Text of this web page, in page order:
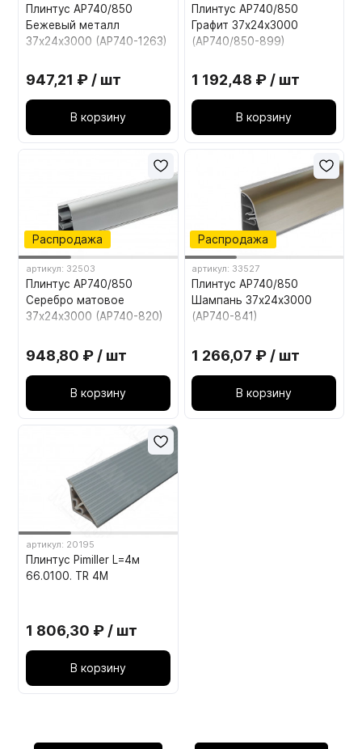
Плинтус AP740/850
Бежевый металл
37х24х3000 (АР740-1263)
947,21 ₽ / шт
В корзину
Плинтус AP740/850
Графит 37х24х3000
(АР740/850-899)
1 192,48 ₽ / шт
В корзину
Распродажа
артикул: 32503
Плинтус AP740/850
Серебро матовое
37х24х3000 (АР740-820)
948,80 ₽ / шт
В корзину
Распродажа
артикул: 33527
Плинтус AP740/850
Шампань 37х24х3000
(АР740-841)
1 266,07 ₽ / шт
В корзину
артикул: 20195
Плинтус Pimiller L=4м
66.0100. TR 4M
1 806,30 ₽ / шт
В корзину